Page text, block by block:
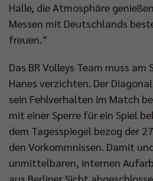
Halle, die Atmosphäre
Messen mit Deutschlands
freuen.“
Das BR Volleys Team muss
Hanes verzichten. Der
sein Fehlverhalten im Match
mit einer Sperre für ein Spiel
dem Tagesspiegel bezog der
den Vorkommnissen. Damit
unmittelbaren, internen